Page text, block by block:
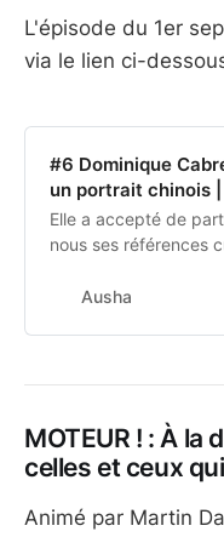
L'épisode du 1er
via le lien ci-
#6 Dominique
un portrait chinois |
Elle a accepté de
nous ses références
aimer le cinéma, les
portrait chinois.
Ausha
MOTEUR ! : À la
celles et ceux
Animé par Martin